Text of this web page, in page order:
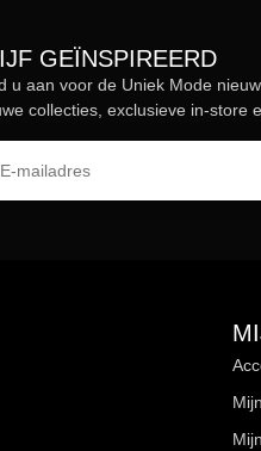
GEÏNSPIREERD
u aan voor de Uniek Mode
collecties, exclusieve in-store